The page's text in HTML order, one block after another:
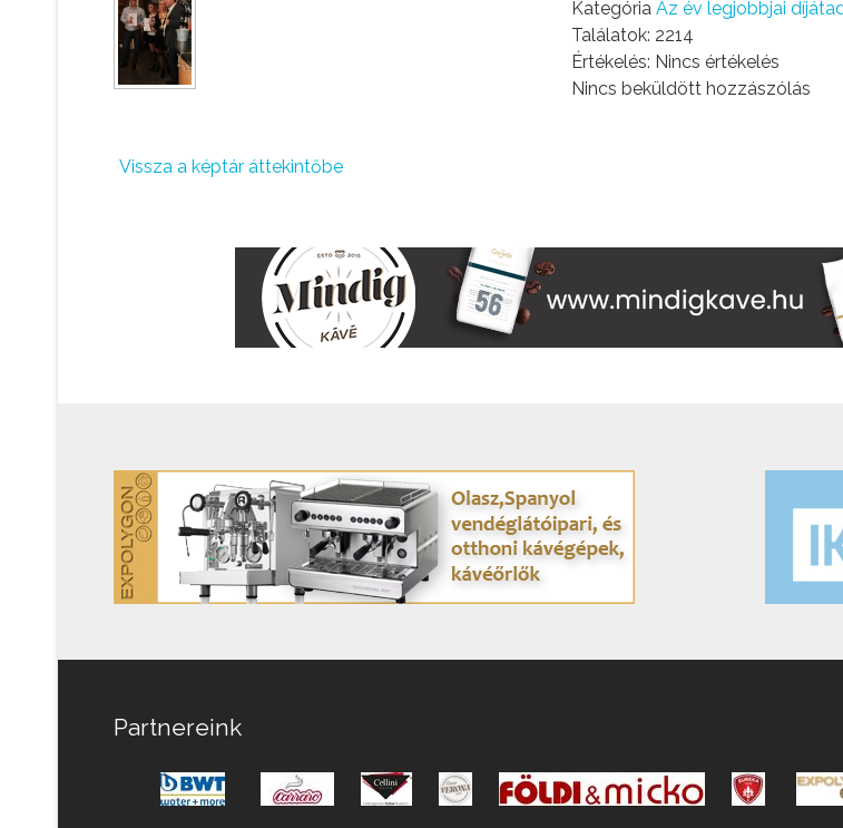
KategóriaAz év legjobbjai
Találatok: 2214
Értékelés: Nincs értékelés
Nincs beküldött hozzászólás
Vissza a képtár áttekintőbe
Partnereink